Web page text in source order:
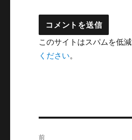
このサイトはスパムを低
ください。
前